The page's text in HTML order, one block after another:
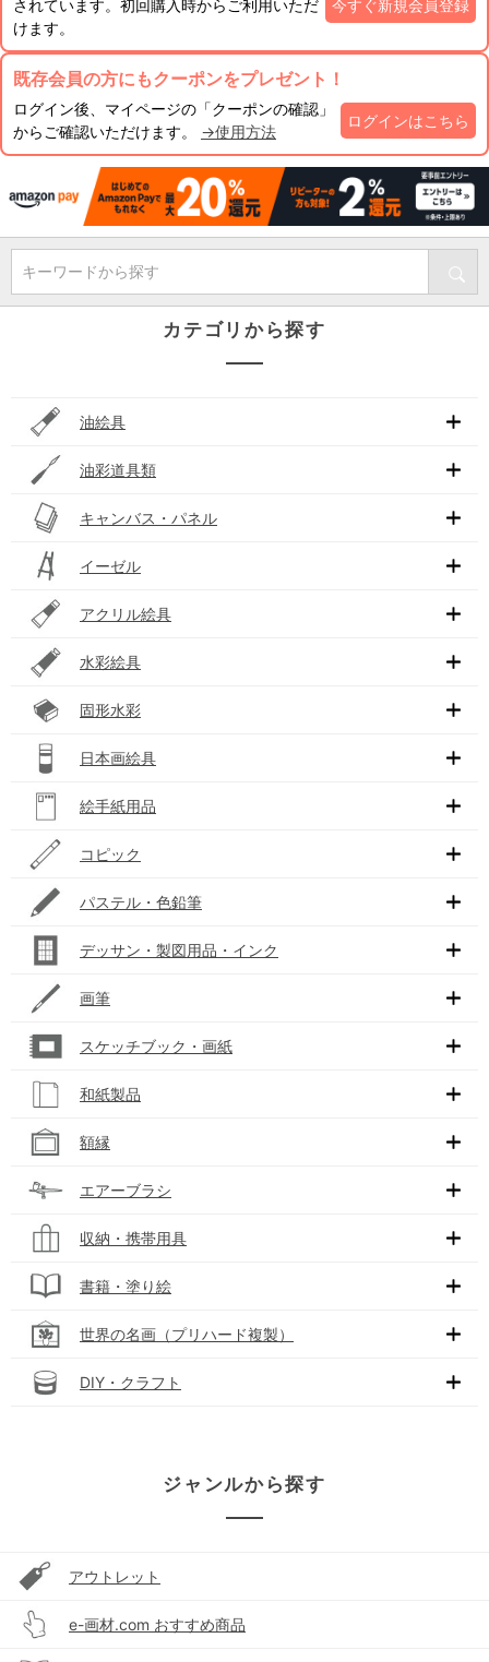
されています。初回購入時からご利用いただ
けます。
今すぐ新規会員登録
既存会員の方にもクーポンをプレゼント！
ログイン後、マイページの「クーポンの確認」
からご確認いただけます。 →使用方法
ログインはこちら
キーワードから探す
カテゴリから探す
油絵具
油彩道具類
キャンバス・パネル
イーゼル
アクリル絵具
水彩絵具
固形水彩
日本画絵具
絵手紙用品
コピック
パステル・色鉛筆
デッサン・製図用品・インク
画筆
スケッチブック・画紙
和紙製品
額縁
エアーブラシ
収納・携帯用具
書籍・塗り絵
世界の名画（プリハード複製）
DIY・クラフト
ジャンルから探す
アウトレット
e-画材.com おすすめ商品